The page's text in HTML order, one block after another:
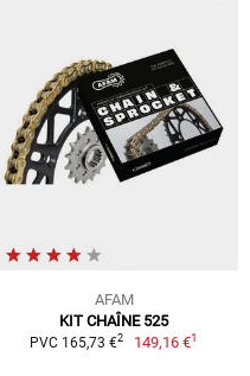
AFAM
KIT CHAÎNE 525
PVC 165,73 €2 149,16 €1